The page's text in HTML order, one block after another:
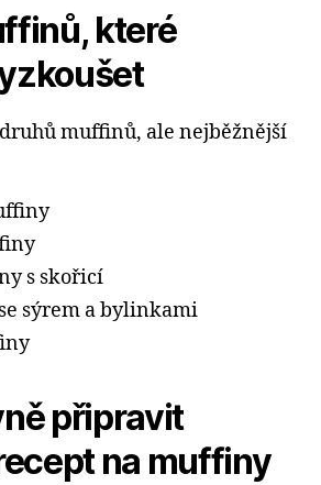
které
muffinů, ale nejběžnější
s skořicí
sýrem a bylinkami
připravit
na muffiny